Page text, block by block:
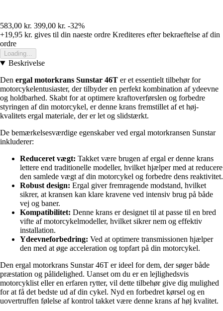
583,00 kr. 399,00 kr. -32%
+19,95 kr. gives til din naeste ordre Krediteres efter bekraeftelse af din
ordre
Loading...
Beskrivelse
Den ergal motorkrans Sunstar 46T er et essentielt tilbehør for
motorcykelentusiaster, der tilbyder en perfekt kombination af ydeevne
og holdbarhed. Skabt for at optimere kraftoverførslen og forbedre
styringen af din motorcykel, er denne krans fremstillet af et høj-
kvalitets ergal materiale, der er let og slidstærkt.
De bemærkelsesværdige egenskaber ved ergal motorkransen Sunstar
inkluderer:
Reduceret vægt: Takket være brugen af ergal er denne krans
lettere end traditionelle modeller, hvilket hjælper med at reducere
den samlede vægt af din motorcykel og forbedre dens reaktivitet.
Robust design: Ergal giver fremragende modstand, hvilket
sikrer, at kransen kan klare kravene ved intensiv brug på både
vej og baner.
Kompatibilitet: Denne krans er designet til at passe til en bred
vifte af motorcykelmodeller, hvilket sikrer nem og effektiv
installation.
Ydeevneforbedring: Ved at optimere transmissionen hjælper
den med at øge acceleration og topfart på din motorcykel.
Den ergal motorkrans Sunstar 46T er ideel for dem, der søger både
præstation og pålidelighed. Uanset om du er en lejlighedsvis
motorcyklist eller en erfaren rytter, vil dette tilbehør give dig mulighed
for at få det bedste ud af din cykel. Nyd en forbedret kørsel og en
uovertruffen følelse af kontrol takket være denne krans af høj kvalitet.